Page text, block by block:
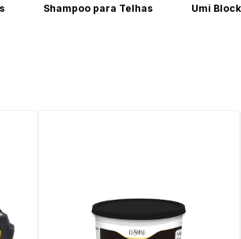
Shampoo para Telhas Umi Block